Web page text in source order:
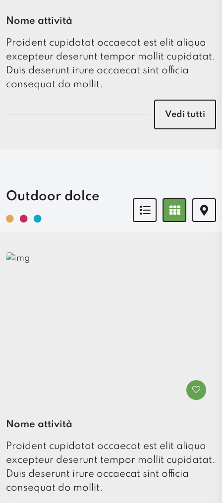
Nome attività
Proident cupidatat occaecat est elit aliqua
excepteur deserunt tempor mollit cupidatat.
Duis deserunt irure occaecat sint officia
consequat do mollit.
Vedi tutti
Outdoor dolce
Icona Icona
Nome attività
Proident cupidatat occaecat est elit aliqua
excepteur deserunt tempor mollit cupidatat.
Duis deserunt irure occaecat sint officia
consequat do mollit.